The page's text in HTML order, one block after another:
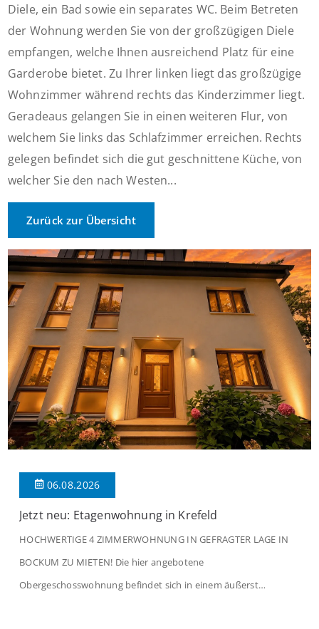
Diele, ein Bad sowie ein separates WC. Beim Betreten
der Wohnung werden Sie von der großzügigen Diele
empfangen, welche Ihnen ausreichend Platz für eine
Garderobe bietet. Zu Ihrer linken liegt das großzügige
Wohnzimmer während rechts das Kinderzimmer liegt.
Geradeaus gelangen Sie in einen weiteren Flur, von
welchem Sie links das Schlafzimmer erreichen. Rechts
gelegen befindet sich die gut geschnittene Küche, von
welcher Sie den nach Westen...
Zurück zur Übersicht
06.08.2026
Jetzt neu: Etagenwohnung in Krefeld
HOCHWERTIGE 4 ZIMMERWOHNUNG IN GEFRAGTER LAGE IN
BOCKUM ZU MIETEN! Die hier angebotene
Obergeschosswohnung befindet sich in einem äußerst